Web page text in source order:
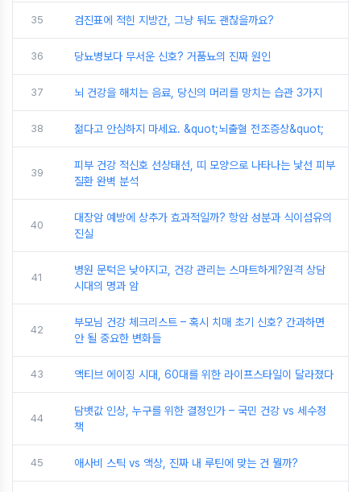
35 검진표에 적힌 지방간, 그냥 둬도 괜찮을까요?
36 당뇨병보다 무서운 신호? 거품뇨의 진짜 원인
37 뇌 건강을 해치는 음료, 당신의 머리를 망치는 습관 3가지
38 젊다고 안심하지 마세요. &quot;뇌출혈 전조증상&quot;
39
피부 건강 적신호 선상태선, 띠 모양으로 나타나는 낯선 피부
질환 완벽 분석
40
대장암 예방에 상추가 효과적일까? 항암 성분과 식이섬유의
진실
41
병원 문턱은 낮아지고, 건강 관리는 스마트하게?원격 상담
시대의 명과 암
42
부모님 건강 체크리스트 – 혹시 치매 초기 신호? 간과하면
안 될 중요한 변화들
43 액티브 에이징 시대, 60대를 위한 라이프스타일이 달라졌다
44
담뱃값 인상, 누구를 위한 결정인가 – 국민 건강 vs 세수정
책
45 애사비 스틱 vs 액상, 진짜 내 루틴에 맞는 건 뭘까?